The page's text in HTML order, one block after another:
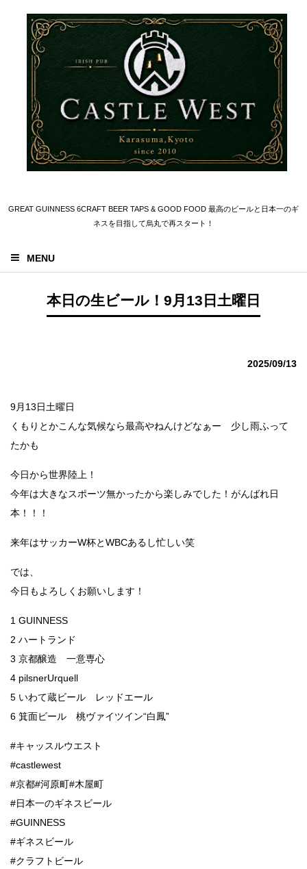
GREAT GUINNESS 6CRAFT BEER TAPS & GOOD FOOD 最高のビールと日本一のギ
ネスを目指して烏丸で再スタート！
MENU
本日の生ビール！9月13日土曜日
2025/09/13
9月13日土曜日
くもりとかこんな気候なら最高やねんけどなぁー 少し雨ふって
たかも
今日から世界陸上！
今年は大きなスポーツ無かったから楽しみでした！がんばれ日
本！！！
来年はサッカーW杯とWBCあるし忙しい笑
では、
今日もよろしくお願いします！
1 GUINNESS
2 ハートランド
3 京都醸造 一意専心
4 pilsnerUrquell
5 いわて蔵ビール レッドエール
6 箕面ビール 桃ヴァイツイン“白鳳”
#キャッスルウエスト
#castlewest
#京都#河原町#木屋町
#日本一のギネスビール
#GUINNESS
#ギネスビール
#クラフトビール